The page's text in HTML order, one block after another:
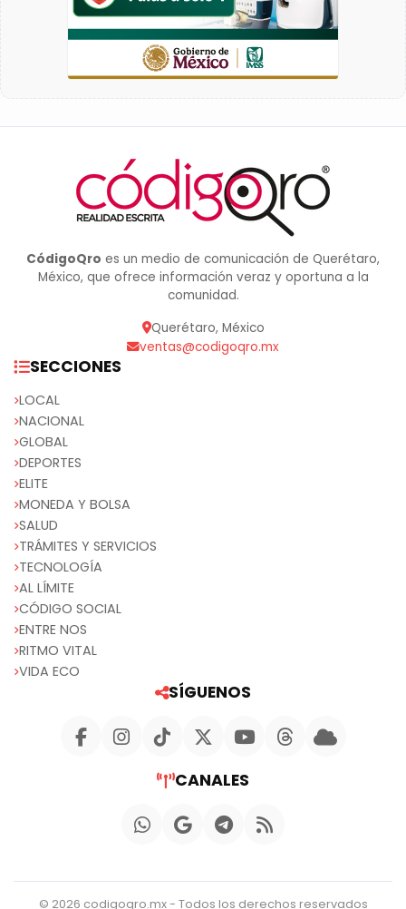
CódigoQro es un medio de comunicación de Querétaro,
México, que ofrece información veraz y oportuna a la
comunidad.
Querétaro, México
ventas@codigoqro.mx
SECCIONES
LOCAL
NACIONAL
GLOBAL
DEPORTES
ELITE
MONEDA Y BOLSA
SALUD
TRÁMITES Y SERVICIOS
TECNOLOGÍA
AL LÍMITE
CÓDIGO SOCIAL
ENTRE NOS
RITMO VITAL
VIDA ECO
SÍGUENOS
CANALES
© 2026 codigoqro.mx - Todos los derechos reservados